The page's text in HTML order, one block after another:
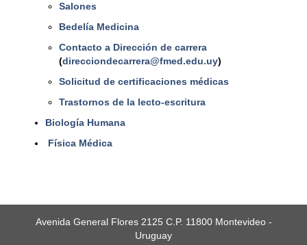
Salones
Bedelía Medicina
Contacto a Dirección de carrera
(direcciondecarrera@fmed.edu.uy)
Solicitud de certificaciones médicas
Trastornos de la lecto-escritura
Biología Humana
Física Médica
Avenida General Flores 2125 C.P. 11800 Montevideo -
Uruguay